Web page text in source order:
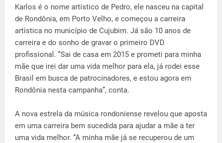
Karlos é o nome artístico de Pedro, ele nasceu na capital
de Rondônia, em Porto Velho, e começou a carreira
artística no município de Cujubim. Já são 10 anos de
carreira e do sonho de gravar o primeiro DVD
profissional. ‘‘Sai de casa em 2015 e prometi para minha
mãe que irei dar uma vida melhor para ela, já rodei esse
Brasil em busca de patrocinadores, e estou agora em
Rondônia nesta campanha’’, conta.
A nova estrela da música rondoniense revelou que aposta
em uma carreira bem sucedida para ajudar a mãe a ter
uma vida melhor. ‘‘A minha mãe já se recuperou de um